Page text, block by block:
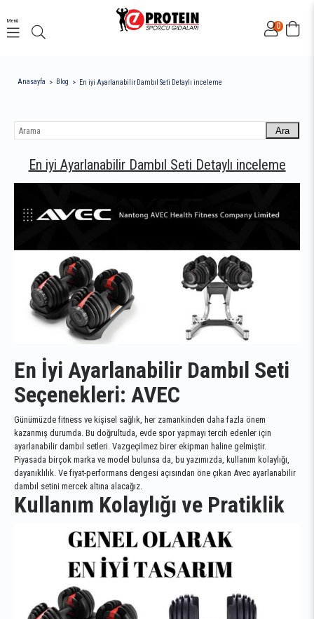
0
Menü
Anasayfa Blog En iyi Ayarlanabilir Dambıl Seti Detaylı inceleme
Ara
En iyi Ayarlanabilir Dambıl Seti Detaylı inceleme
En İyi Ayarlanabilir Dambıl Seti
Seçenekleri: AVEC
Günümüzde fitness ve kişisel sağlık, her zamankinden daha fazla önem
kazanmış durumda. Bu doğrultuda, evde spor yapmayı tercih edenler için
ayarlanabilir dambıl setleri. Vazgeçilmez birer ekipman haline gelmiştir.
Piyasada birçok marka ve model bulunsa da, bu yazımızda, kullanım kolaylığı,
dayanıklılık. Ve fiyat-performans dengesi açısından öne çıkan Avec ayarlanabilir
dambıl setini mercek altına alacağız.
Kullanım Kolaylığı ve Pratiklik